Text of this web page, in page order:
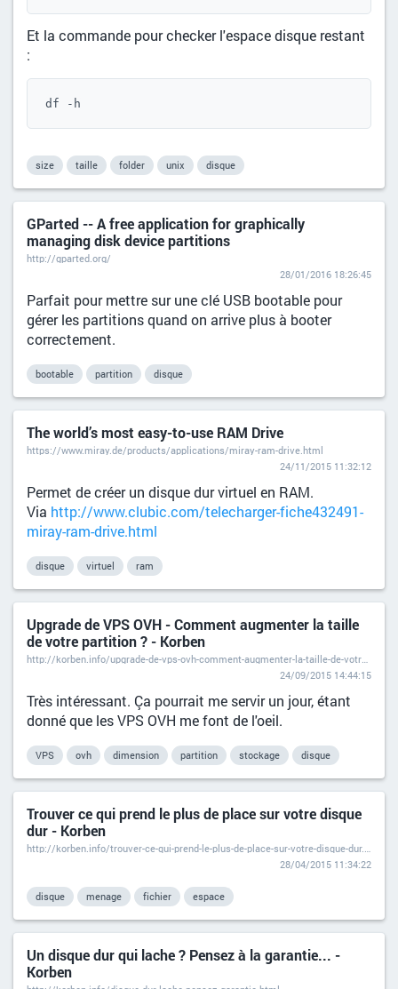
Et la commande pour checker l'espace disque restant
:
df -h
size taille folder unix disque
GParted -- A free application for graphically
managing disk device partitions
http://gparted.org/
28/01/2016 18:26:45
Parfait pour mettre sur une clé USB bootable pour
gérer les partitions quand on arrive plus à booter
correctement.
bootable partition disque
The world’s most easy-to-use RAM Drive
https://www.miray.de/products/applications/miray-ram-drive.html
24/11/2015 11:32:12
Permet de créer un disque dur virtuel en RAM.
Via http://www.clubic.com/telecharger-fiche432491-
miray-ram-drive.html
disque virtuel ram
Upgrade de VPS OVH - Comment augmenter la taille
de votre partition ? - Korben
http://korben.info/upgrade-de-vps-ovh-comment-augmenter-la-taille-de-votre-partition.html
24/09/2015 14:44:15
Très intéressant. Ça pourrait me servir un jour, étant
donné que les VPS OVH me font de l'oeil.
VPS ovh dimension partition stockage disque
Trouver ce qui prend le plus de place sur votre disque
dur - Korben
http://korben.info/trouver-ce-qui-prend-le-plus-de-place-sur-votre-disque-dur.html
28/04/2015 11:34:22
disque menage fichier espace
Un disque dur qui lache ? Pensez à la garantie... -
Korben